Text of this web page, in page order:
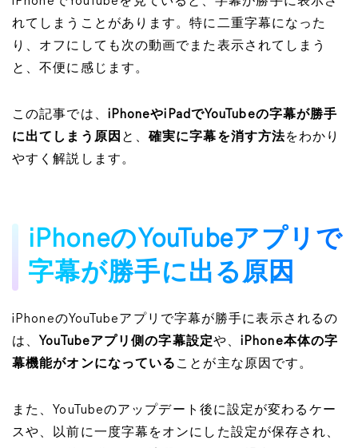
れてしまうことがあります。特に二重字幕になった
り、オフにしても次の動画でまた表示されてしまう
と、不便に感じます。
この記事では、 iPhoneやiPadでYouTubeの字幕が勝手
に出てしまう原因 と、確実に字幕を消す方法をわかり
やすく解説します。
iPhoneのYouTubeアプリで
字幕が勝手に出る原因
iPhoneのYouTubeアプリで字幕が勝手に表示されるの
は、 YouTubeアプリ側の字幕設定や、iPhone本体の字
幕機能がオンになっている ことが主な原因です。
また、YouTubeのアップデート後に設定が変わるケー
スや、以前に一度字幕をオンにした設定が保存され、